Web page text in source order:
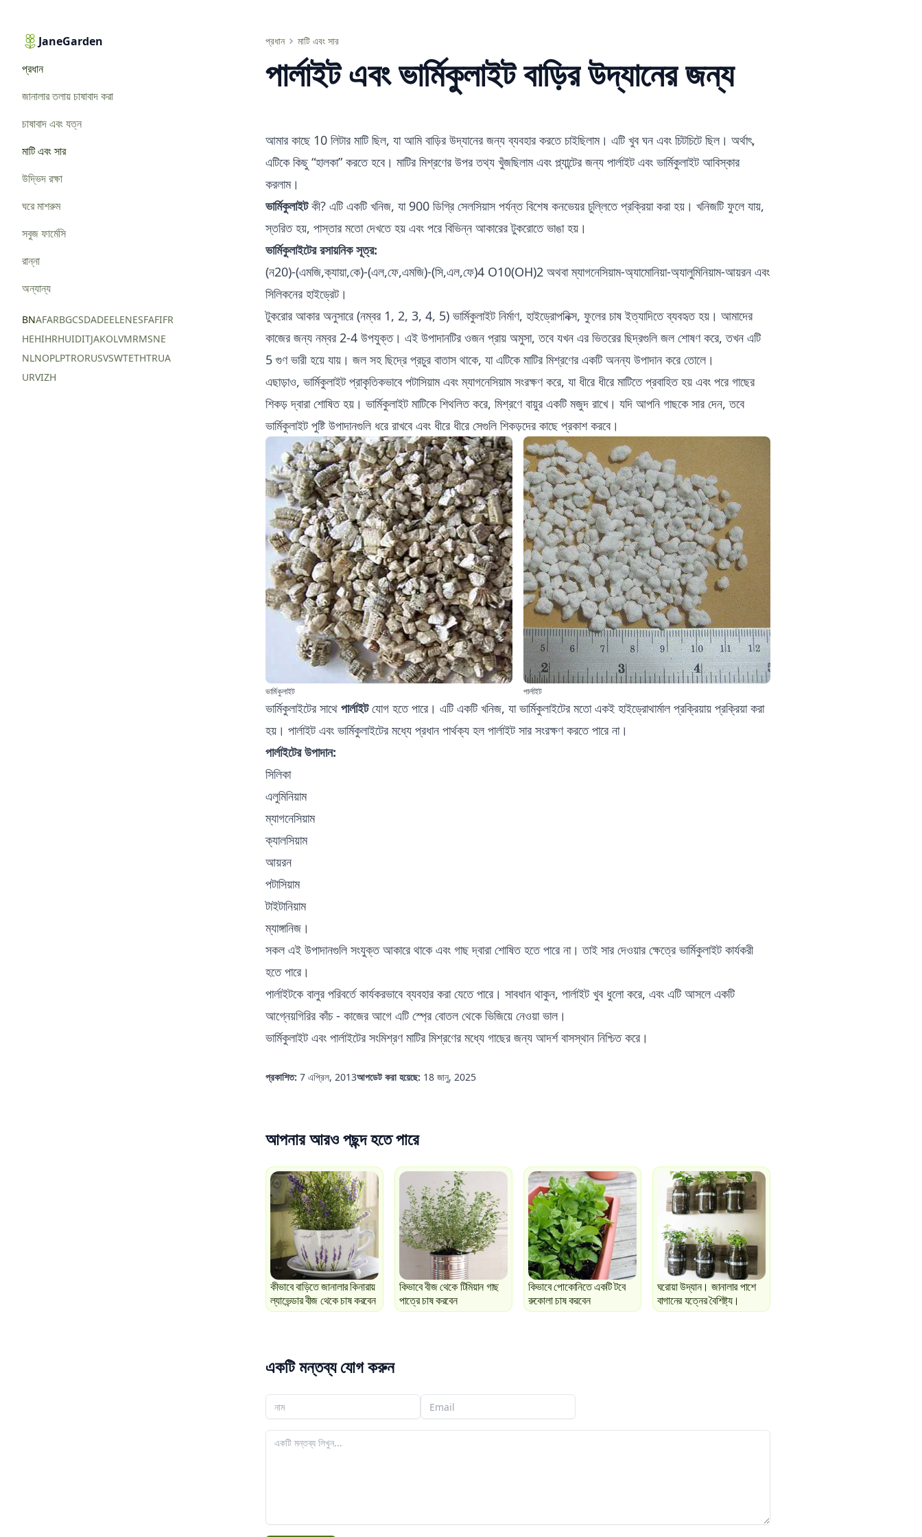
JaneGarden
প্রধান
জানালার তলায় চাষাবাদ করা
চাষাবাদ এবং যত্ন
মাটি এবং সার
উদ্ভিদ রক্ষা
ঘরে মাশরুম
সবুজ ফার্মেসি
রান্না
অন্যান্য
BNAFARBGCSDADEELENESFAFIFR
HEHIHRHUIDITJAKOLVMRMSNE
NLNOPLPTRORUSVSWTETHTRUA
URVIZH
প্রধান মাটি এবং সার
পার্লাইট এবং ভার্মিকুলাইট বাড়ির উদ্যানের জন্য
পার্লাইট এবং ভার্মিকুলাইট বাড়ির উদ্যানের জন্য
আমার কাছে 10 লিটার মাটি ছিল, যা আমি বাড়ির উদ্যানের জন্য ব্যবহার করতে চাইছিলাম। এটি খুব ঘন এবং চিটচিটে ছিল। অর্থাৎ,
এটিকে কিছু “হালকা” করতে হবে। মাটির মিশ্রণের উপর তথ্য খুঁজছিলাম এবং প্ল্যান্টের জন্য পার্লাইট এবং ভার্মিকুলাইট আবিস্কার
করলাম।
ভার্মিকুলাইটকী? এটি একটি খনিজ, যা 900 ডিগ্রি সেলসিয়াস পর্যন্ত বিশেষ কনভেয়র চুল্লিতে প্রক্রিয়া করা হয়। খনিজটি ফুলে যায়,
স্তরিত হয়, পাস্তার মতো দেখতে হয় এবং পরে বিভিন্ন আকারের টুকরোতে ভাঙা হয়।
ভার্মিকুলাইটের রসায়নিক সূত্র:
(ন20)-(এমজি,ক্যায়া,কে)-(এল,ফে,এমজি)-(সি,এল,ফে)4 O10(OH)2 অথবা ম্যাগনেসিয়াম-অ্যামোনিয়া-অ্যালুমিনিয়াম-আয়রন এবং
সিলিকনের হাইড্রেট।
টুকরোর আকার অনুসারে (নম্বর 1, 2, 3, 4, 5) ভার্মিকুলাইট নির্মাণ, হাইড্রোপনিক্স, ফুলের চাষ ইত্যাদিতে ব্যবহৃত হয়। আমাদের
কাজের জন্য নম্বর 2-4 উপযুক্ত। এই উপাদানটির ওজন প্রায় অমুসা, তবে যখন এর ভিতরের ছিদ্রগুলি জল শোষণ করে, তখন এটি
5 গুণ ভারী হয়ে যায়। জল সহ ছিদ্রে প্রচুর বাতাস থাকে, যা এটিকে মাটির মিশ্রণের একটি অনন্য উপাদান করে তোলে।
এছাড়াও, ভার্মিকুলাইট প্রাকৃতিকভাবে পটাসিয়াম এবং ম্যাগনেসিয়াম সংরক্ষণ করে, যা ধীরে ধীরে মাটিতে প্রবাহিত হয় এবং পরে গাছের
শিকড় দ্বারা শোষিত হয়। ভার্মিকুলাইট মাটিকে শিথলিত করে, মিশ্রণে বায়ুর একটি মজুদ রাখে। যদি আপনি গাছকে সার দেন, তবে
ভার্মিকুলাইট পুষ্টি উপাদানগুলি ধরে রাখবে এবং ধীরে ধীরে সেগুলি শিকড়দের কাছে প্রকাশ করবে।
ভার্মিকুলাইট পার্লাইট
ভার্মিকুলাইটের সাথে পার্লাইটযোগ হতে পারে। এটি একটি খনিজ, যা ভার্মিকুলাইটের মতো একই হাইড্রোথার্মাল প্রক্রিয়ায় প্রক্রিয়া করা
হয়। পার্লাইট এবং ভার্মিকুলাইটের মধ্যে প্রধান পার্থক্য হল পার্লাইট সার সংরক্ষণ করতে পারে না।
পার্লাইটের উপাদান:
সিলিকা
এলুমিনিয়াম
ম্যাগনেসিয়াম
ক্যালসিয়াম
আয়রন
পটাসিয়াম
টাইটানিয়াম
ম্যাঙ্গানিজ।
সকল এই উপাদানগুলি সংযুক্ত আকারে থাকে এবং গাছ দ্বারা শোষিত হতে পারে না। তাই সার দেওয়ার ক্ষেত্রে ভার্মিকুলাইট কার্যকরী
হতে পারে।
পার্লাইটকে বালুর পরিবর্তে কার্যকরভাবে ব্যবহার করা যেতে পারে। সাবধান থাকুন, পার্লাইট খুব ধুলো করে, এবং এটি আসলে একটি
আগ্নেয়গিরির কাঁচ - কাজের আগে এটি স্প্রে বোতল থেকে ভিজিয়ে নেওয়া ভাল।
ভার্মিকুলাইট এবং পার্লাইটের সংমিশ্রণ মাটির মিশ্রণের মধ্যে গাছের জন্য আদর্শ বাসস্থান নিশ্চিত করে।
প্রকাশিত: 7 এপ্রিল, 2013আপডেট করা হয়েছে: 18 জানু, 2025
আপনার আরও পছন্দ হতে পারে
কীভাবে বাড়িতে জানালার কিনারায়
ল্যাভেন্ডার বীজ থেকে চাষ করবেন
কিভাবে বীজ থেকে টিমিয়ান গাছ
পাত্রে চাষ করবেন
কিভাবে পোকোনিতে একটি টবে
রুকোলা চাষ করবেন
ঘরোয়া উদ্যান। জানালার পাশে
বাগানের যত্নের বৈশিষ্ট্য।
একটি মন্তব্য যোগ করুন
আপনার নাম আপনার ইমেইল
আপনার মন্তব্য